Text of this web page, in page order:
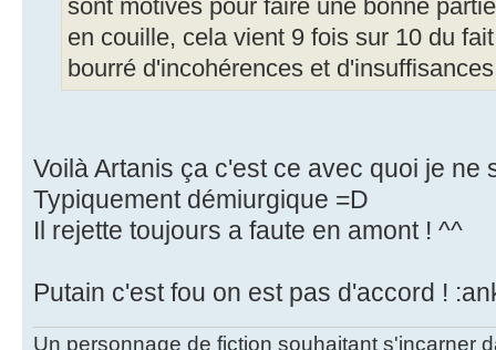
sont motivés pour faire une bonne
en couille, cela vient 9 fois sur 10 du
bourré d'incohérences et
Voilà Artanis ça c'est ce avec quoi je ne
Typiquement démiurgique =D
Il rejette toujours a faute en amont ! ^^
Putain c'est fou on est pas d'accord !
Un personnage de fiction souhaitant s'incarner